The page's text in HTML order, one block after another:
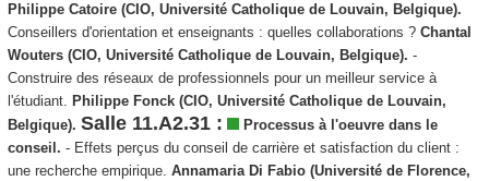
Philippe Catoire (CIO, Université Catholique de Louvain, Belgique).
Conseillers d'orientation et enseignants : quelles collaborations ? Chantal
Wouters (CIO, Université Catholique de Louvain, Belgique). -
Construire des réseaux de professionnels pour un meilleur service à
l'étudiant. Philippe Fonck (CIO, Université Catholique de Louvain,
Belgique). Salle 11.A2.31 :
Processus à l'oeuvre dans le
conseil. - Effets perçus du conseil de carrière et satisfaction du client :
une recherche empirique. Annamaria Di Fabio (Université de Florence,